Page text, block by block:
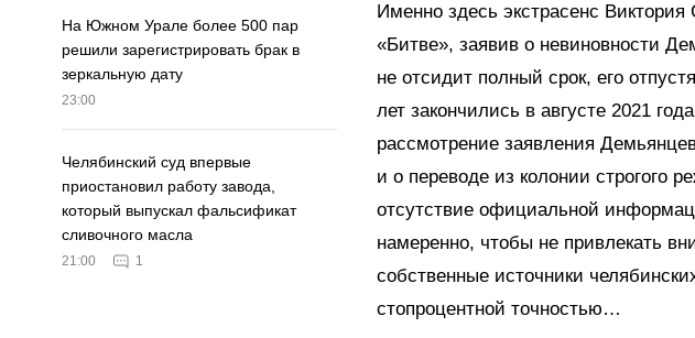
На Южном Урале более 500 пар
решили зарегистрировать брак в
зеркальную дату
23:00
Челябинский суд впервые
приостановил работу завода,
который выпускал фальсификат
сливочного масла
21:00 1
Именно здесь экстрасенс
«Битве», заявив о невиновности
не отсидит полный срок, его
лет закончились в августе 2021
рассмотрение заявления
и о переводе из колонии строгого
отсутствие официальной
намеренно, чтобы не привлекать
собственные источники
стопроцентной точностью…